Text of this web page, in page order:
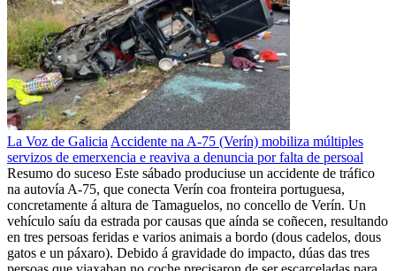
La Voz de Galicia Accidente na A-75 (Verín) mobiliza múltiples
servizos de emerxencia e reaviva a denuncia por falta de persoal
Resumo do suceso Este sábado produciuse un accidente de tráfico
na autovía A-75, que conecta Verín coa fronteira portuguesa,
concretamente á altura de Tamaguelos, no concello de Verín. Un
vehículo saíu da estrada por causas que aínda se coñecen, resultando
en tres persoas feridas e varios animais a bordo (dous cadelos, dous
gatos e un páxaro). Debido á gravidade do impacto, dúas das tres